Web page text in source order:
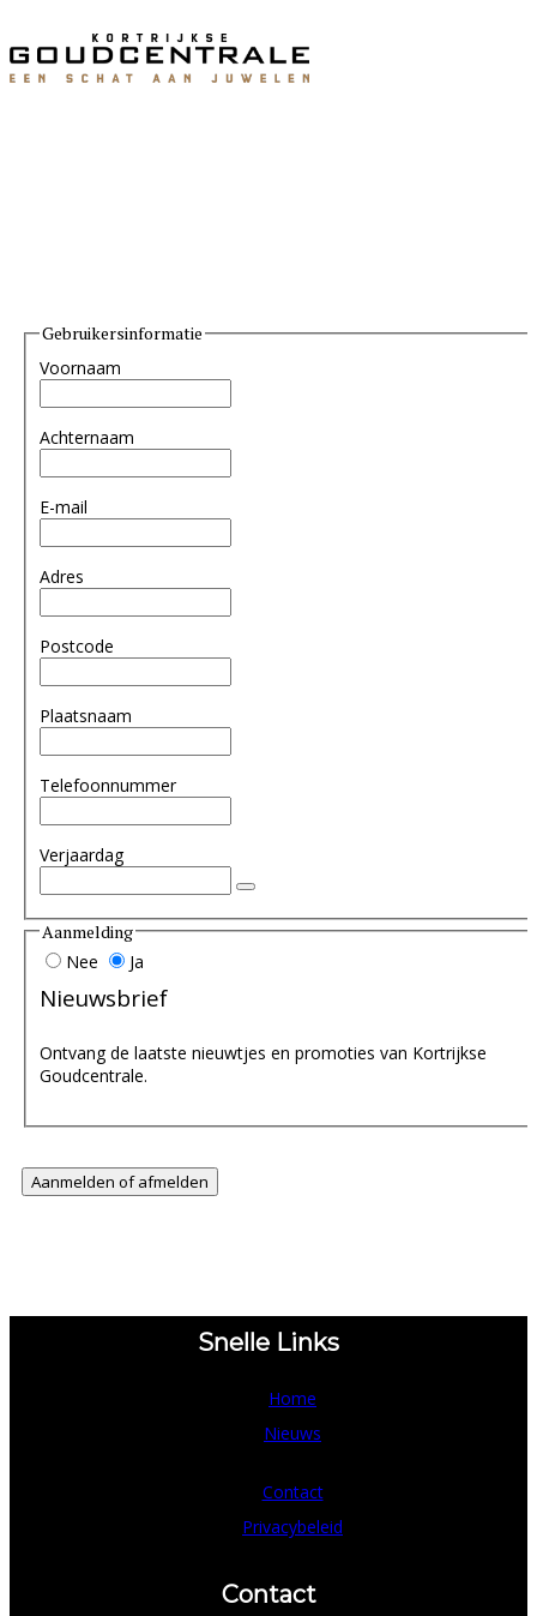
Gebruikersinformatie
Voornaam
Achternaam
E-mail
Adres
Postcode
Plaatsnaam
Telefoonnummer
Verjaardag
Aanmelding
Nee
Ja
Nieuwsbrief
Ontvang de laatste nieuwtjes en promoties van Kortrijkse
Goudcentrale.
Snelle Links
Home
Nieuws
Contact
Privacybeleid
Contact